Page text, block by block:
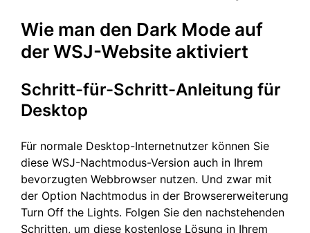
Wie man den Dark Mode auf
der WSJ-Website aktiviert
Schritt-für-Schritt-Anleitung für
Desktop
Für normale Desktop-Internetnutzer können Sie
diese WSJ-Nachtmodus-Version auch in Ihrem
bevorzugten Webbrowser nutzen. Und zwar mit
der Option Nachtmodus in der Browsererweiterung
Turn Off the Lights. Folgen Sie den nachstehenden
Schritten, um diese kostenlose Lösung in Ihrem